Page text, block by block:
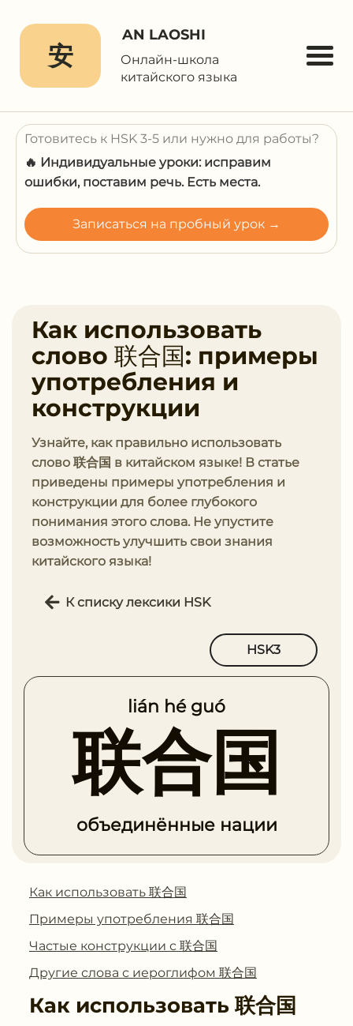
安
AN LAOSHI
Онлайн-школа
китайского языка
Готовитесь к HSK 3-5 или нужно для работы?
🔥 Индивидуальные уроки: исправим
ошибки, поставим речь. Есть места.
Записаться на пробный урок →
Как использовать
слово 联合国: примеры
употребления и
конструкции
Узнайте, как правильно использовать
слово 联合国 в китайском языке! В статье
приведены примеры употребления и
конструкции для более глубокого
понимания этого слова. Не упустите
возможность улучшить свои знания
китайского языка!
К списку лексики HSK
HSK3
lián hé guó
联合国
объединённые нации
Как использовать 联合国
Примеры употребления 联合国
Частые конструкции с 联合国
Другие слова с иероглифом 联合国
Как использовать 联合国